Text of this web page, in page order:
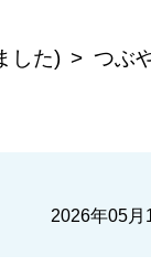
した) つぶ
2026年05月